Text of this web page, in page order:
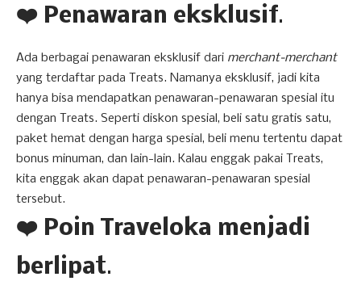
❤️ Penawaran eksklusif.
Ada berbagai penawaran eksklusif dari merchant-merchant
yang terdaftar pada Treats. Namanya eksklusif, jadi kita
hanya bisa mendapatkan penawaran-penawaran spesial itu
dengan Treats. Seperti diskon spesial, beli satu gratis satu,
paket hemat dengan harga spesial, beli menu tertentu dapat
bonus minuman, dan lain-lain. Kalau enggak pakai Treats,
kita enggak akan dapat penawaran-penawaran spesial
tersebut.
❤️ Poin Traveloka menjadi
berlipat.